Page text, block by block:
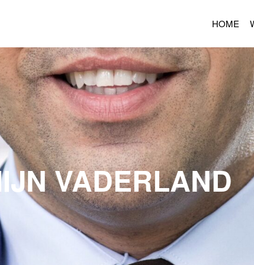
HOME
VADERLAND